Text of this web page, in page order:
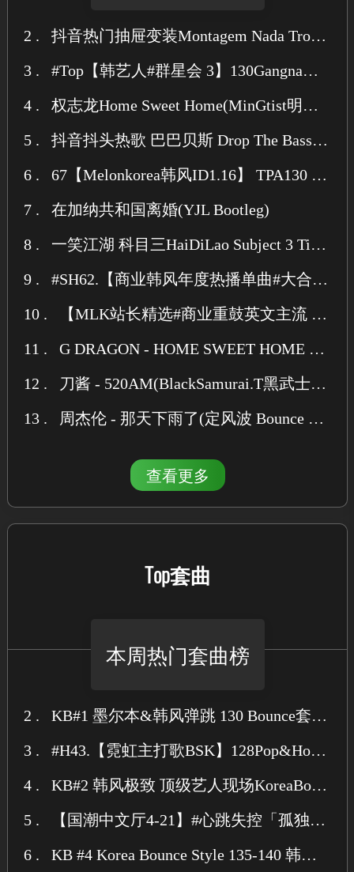
2 .
抖音热门抽屉变装Montagem Nada Tropica (胖达圆圆 KELIN小临 Remix)
3 .
#Top【韩艺人#群星会 3】130GangnamBounce Pack 108首最强ID 合集试听Mix2.24
4 .
权志龙Home Sweet Home(MinGtist明鸡 Bootleg)
5 .
抖音抖头热歌 巴巴贝斯 Drop The Bass (Original Mix)
6 .
67【Melonkorea韩风ID1.16】 TPA130 Bounce HOUSE Pack 80首+丨江南韩TpaFriends 试听
7 .
在加纳共和国离婚(YJL Bootleg)
8 .
一笑江湖 科目三HaiDiLao Subject 3 Tiktok dance (TWINTIGERZ REMIX)
9 .
#SH62.【商业韩风年度热播单曲#大合集】 BPM140KBounce#最新纯英文 Pack 160首#MLK强推合集 试听11.29
10 .
【MLK站长精选#商业重鼓英文主流 3-22】140 BOUNCE&Techno 高质量纯英文单曲90首PACK【强推】
11 .
G DRAGON - HOME SWEET HOME [POTAITO REMIX]
12 .
刀酱 - 520AM(BlackSamurai.T黑武士 Bootleg)
13 .
周杰伦 - 那天下雨了(定风波 Bounce Bootleg)
查看更多
Top套曲
本周热门套曲榜
2 .
KB#1 墨尔本&韩风弹跳 130 Bounce套曲 经典Mix
3 .
#H43.【霓虹主打歌BSK】128Pop&HouseBounce 70首 点位 中英韩人气主流 弹跳歌路MLK独家共鸣
4 .
KB#2 韩风极致 顶级艺人现场KoreaBounce ID Mix
5 .
【国潮中文厅4-21】#心跳失控「孤独材料」全套抖音热播中文 140 BOUNCE 26首 SET
6 .
KB #4 Korea Bounce Style 135-140 韩风轰炸思路 All For U